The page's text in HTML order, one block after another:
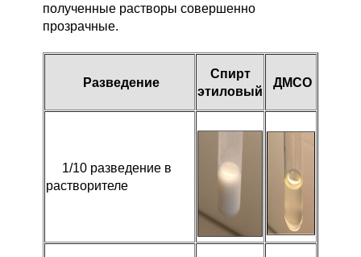
полученные растворы совершенно
прозрачные.
Разведение
Спирт
этиловый
ДМСО
1/10 разведение в
растворителе